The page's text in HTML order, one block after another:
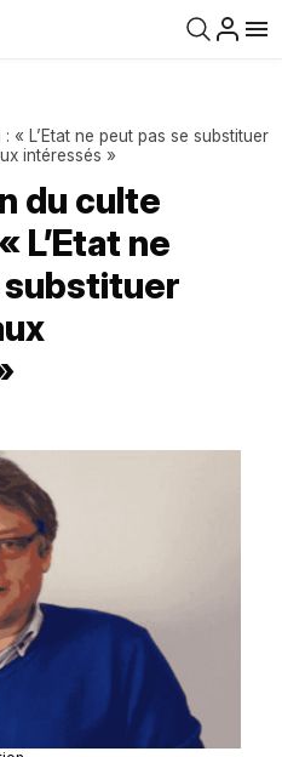
« L’Etat ne peut pas se substituer
intéressés »
du culte
L’Etat ne
substituer